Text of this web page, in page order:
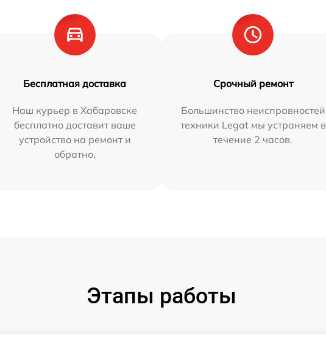
Бесплатная доставка
Наш курьер в Хабаровске
бесплатно доставит ваше
устройство на ремонт и
обратно.
Срочный ремонт
Большинство неисправностей
техники Legat мы устраняем в
течение 2 часов.
Этапы работы